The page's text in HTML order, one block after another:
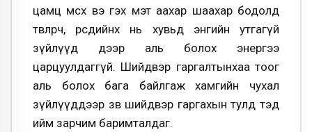
цамц өмсөх вэ гэх мэт аахар шаахар бодолд
төвлөрч, өөрсдийнх нь хувьд энгийн утгагүй
зүйлүүд дээр аль болох энергээ
царцуулдаггүй. Шийдвэр гаргалтынхаа тоог
аль болох бага байлгаж хамгийн чухал
зүйлүүддээр зөв шийдвэр гаргахын тулд тэд
ийм зарчим баримталдаг.